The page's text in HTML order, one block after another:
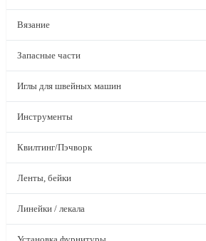
Вязание
Запасные части
Иглы для швейных машин
Инструменты
Квилтинг/Пэчворк
Ленты, бейки
Линейки / лекала